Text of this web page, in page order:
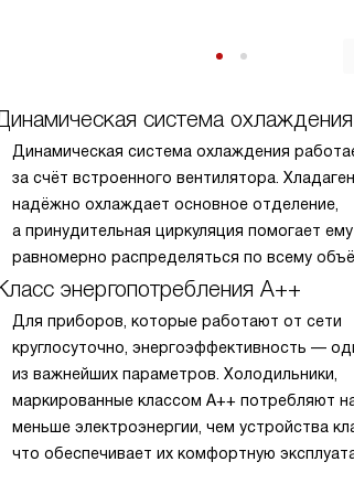
система охлаждения
Динамическая система охлаждения
за счёт встроенного вентилятора.
надёжно охлаждает основное отделение,
а принудительная циркуляция помогает ему
равномерно распределяться по всему
камеры. Также постоянное движение
энергопотребления А++
Для приборов, которые работают от сети
круглосуточно, энергоэффективность —
из важнейших параметров. Холодильники,
маркированные классом A++ потребляют
меньше электроэнергии, чем устройства
что обеспечивает их комфортную